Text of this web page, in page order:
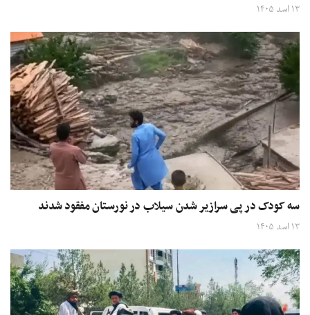
۱۳ اسد ۱۴۰۵
سه کودک در پی سرازیر شدن سیلاب در نورستان مفقود شدند
۱۳ اسد ۱۴۰۵